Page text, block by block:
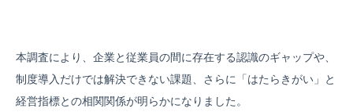
本調査により、企業と従業員の間に存在する認識のギャップや、
制度導入だけでは解決できない課題、さらに「はたらきがい」と
経営指標との相関関係が明らかになりました。